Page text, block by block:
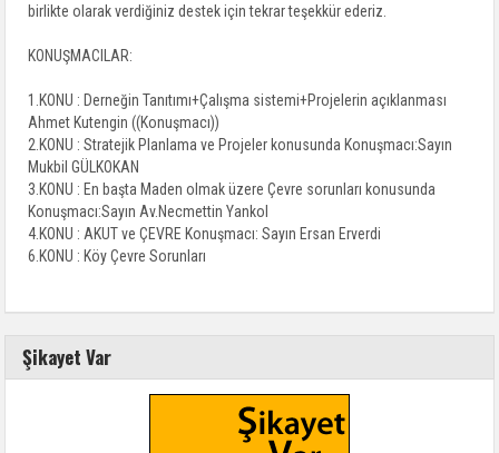
birlikte olarak verdiğiniz destek için tekrar teşekkür ederiz.
KONUŞMACILAR:
1.KONU : Derneğin Tanıtımı+Çalışma sistemi+Projelerin açıklanması
Ahmet Kutengin ((Konuşmacı))
2.KONU : Stratejik Planlama ve Projeler konusunda Konuşmacı:Sayın
Mukbil GÜLKOKAN
3.KONU : En başta Maden olmak üzere Çevre sorunları konusunda
Konuşmacı:Sayın Av.Necmettin Yankol
4.KONU : AKUT ve ÇEVRE Konuşmacı: Sayın Ersan Erverdi
6.KONU : Köy Çevre Sorunları
Şikayet Var